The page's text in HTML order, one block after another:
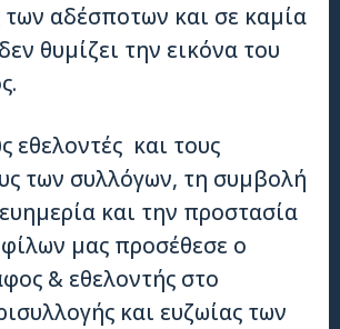
αδέσποτων και σε καμία
θυμίζει την εικόνα του
εθελοντές και τους
των συλλόγων, τη συμβολή
και την προστασία
μας προσέθεσε ο
& εθελοντής στο
και ευζωίας των